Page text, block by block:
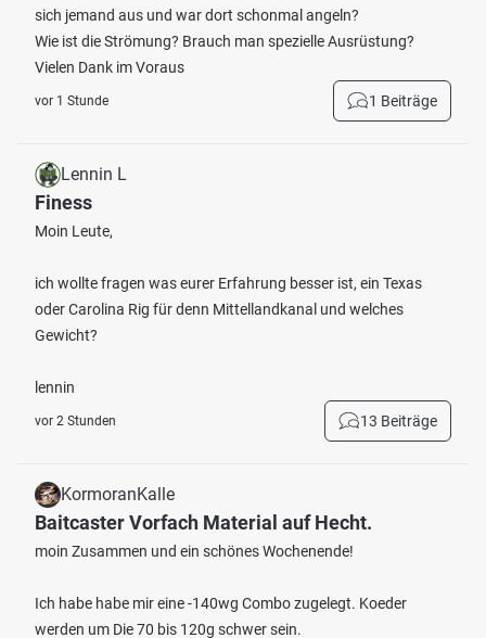
sich jemand aus und war dort schonmal angeln?
Wie ist die Strömung? Brauch man spezielle Ausrüstung?
Vielen Dank im Voraus
vor 1 Stunde 1 Beiträge
Lennin L
Finess
Moin Leute,
ich wollte fragen was eurer Erfahrung besser ist, ein Texas
oder Carolina Rig für denn Mittellandkanal und welches
Gewicht?
lennin
vor 2 Stunden 13 Beiträge
KormoranKalle
Baitcaster Vorfach Material auf Hecht.
moin Zusammen und ein schönes Wochenende!
Ich habe habe mir eine -140wg Combo zugelegt. Koeder
werden um Die 70 bis 120g schwer sein.